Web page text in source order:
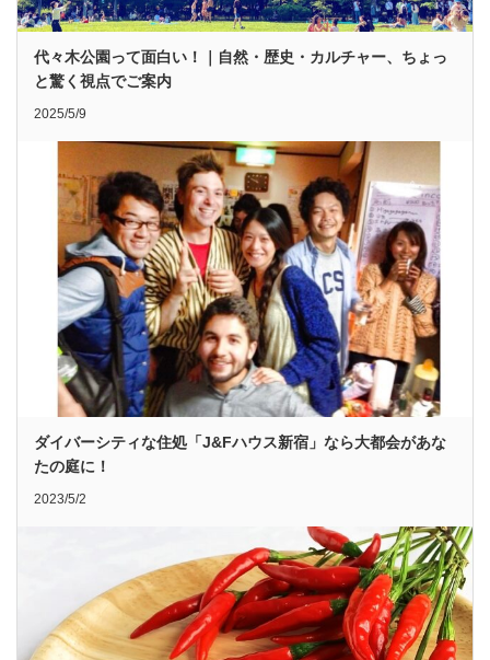
代々木公園って面白い！｜自然・歴史・カルチャー、ちょっ
と驚く視点でご案内
2025/5/9
ダイバーシティな住処「J&Fハウス新宿」なら大都会があな
たの庭に！
2023/5/2